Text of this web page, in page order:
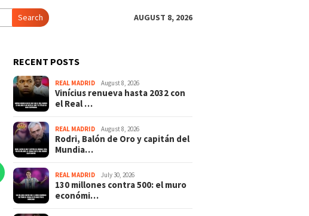
Search AUGUST 8, 2026
RECENT POSTS
REAL MADRID August 8, 2026
Vinícius renueva hasta 2032 con
el Real …
REAL MADRID August 8, 2026
Rodri, Balón de Oro y capitán del
Mundia…
REAL MADRID July 30, 2026
130 millones contra 500: el muro
económi…